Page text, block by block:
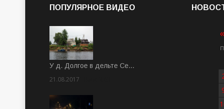
ПОПУЛЯРНОЕ ВИДЕО
У д. Долгое в дельте Се…
21.08.2017
«